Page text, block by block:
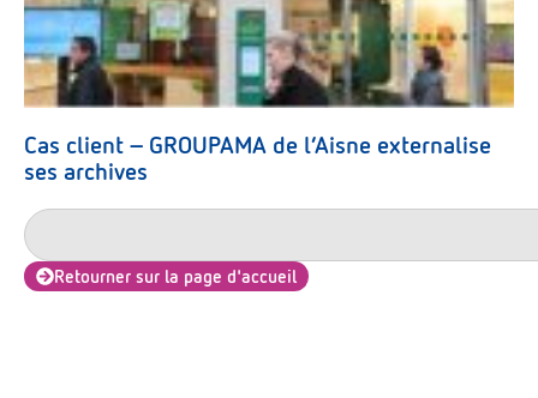
Cas client – GROUPAMA de l’Aisne externalise
ses archives
Retourner sur la page d'accueil